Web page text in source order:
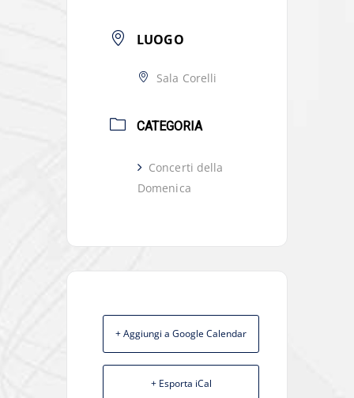
LUOGO
Sala Corelli
CATEGORIA
Concerti della
Domenica
+ Aggiungi a Google Calendar
+ Esporta iCal